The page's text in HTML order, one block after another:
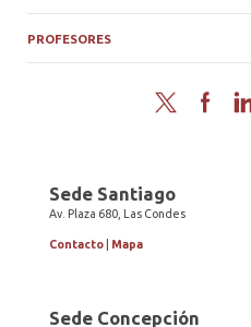
PROFESORES
Twitter
Sede Santiago
Av. Plaza 680, Las Condes
Contacto Mapa
Sede Concepción